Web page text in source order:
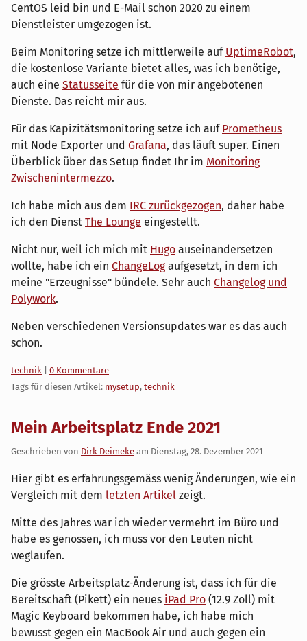
CentOS leid bin und E-Mail schon 2020 zu einem
Dienstleister umgezogen ist.
Beim Monitoring setze ich mittlerweile aufUptimeRobot,
die kostenlose Variante bietet alles, was ich benötige,
auch eine Statusseite für die von mir angebotenen
Dienste. Das reicht mir aus.
Für das Kapizitätsmonitoring setze ich aufPrometheus
mit Node Exporter und Grafana, das läuft super. Einen
Überblick über das Setup findet Ihr im Monitoring
Zwischenintermezzo.
Ich habe mich aus dem IRC zurückgezogen, daher habe
ich den Dienst The Lounge eingestellt.
Nicht nur, weil ich mich mit Hugo auseinandersetzen
wollte, habe ich ein ChangeLogaufgesetzt, in dem ich
meine "Erzeugnisse" bündele. Sehr auch Changelog und
Polywork.
Neben verschiedenen Versionsupdates war es das auch
schon.
Kategorien:
technik
0 Kommentare
Tags für diesen Artikel: mysetup, technik
Mein Arbeitsplatz Ende 2021
Geschrieben von Dirk Deimeke am Dienstag, 28. Dezember 2021
Hier gibt es erfahrungsgemäss wenig Änderungen, wie ein
Vergleich mit dem letzten Artikel zeigt.
Mitte des Jahres war ich wieder vermehrt im Büro und
habe es genossen, ich muss vor den Leuten nicht
weglaufen.
Die grösste Arbeitsplatz-Änderung ist, dass ich für die
Bereitschaft (Pikett) ein neues iPad Pro (12.9 Zoll) mit
Magic Keyboard bekommen habe, ich habe mich
bewusst gegen ein MacBook Air und auch gegen ein